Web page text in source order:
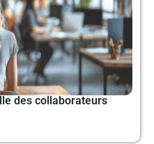
des collaborateurs